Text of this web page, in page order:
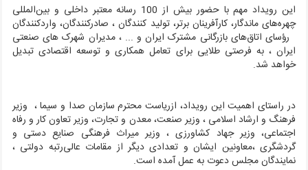
این رویداد مهم با حضور بیش از 100 رسانه معتبر داخلی و بین‌المللی
چهره‌های ماندگار، کارآفرینان برتر، تولید کنندگان ، صادرکنندگان، واردکنندگان
رؤسای اتاق‌های بازرگانی مشترک ایران و ... ، مدیران شهرک های صنعتی
ایران ، به فرصتی طلایی برای تعامل همکاری و توسعه اقتصادی تبدیل
خواهد شد.
در راستای اهمیت این رویداد، ازریاست محترم سازمان صدا و سیما ، وزیر
فرهنگ و ارشاد اسلامی ، وزیر صنعت، معدن و تجارت، وزیر تعاون کار و رفاه
اجتماعی، وزیر جهاد کشاورزی ، وزیر میراث فرهنگی صنایع دستی و
گردشگری ،معاونین ایشان و تعدادی دیگر از مقامات عالی‌رتبه دولتی ،
نمایندگان مجلس دعوت به عمل آمده است.